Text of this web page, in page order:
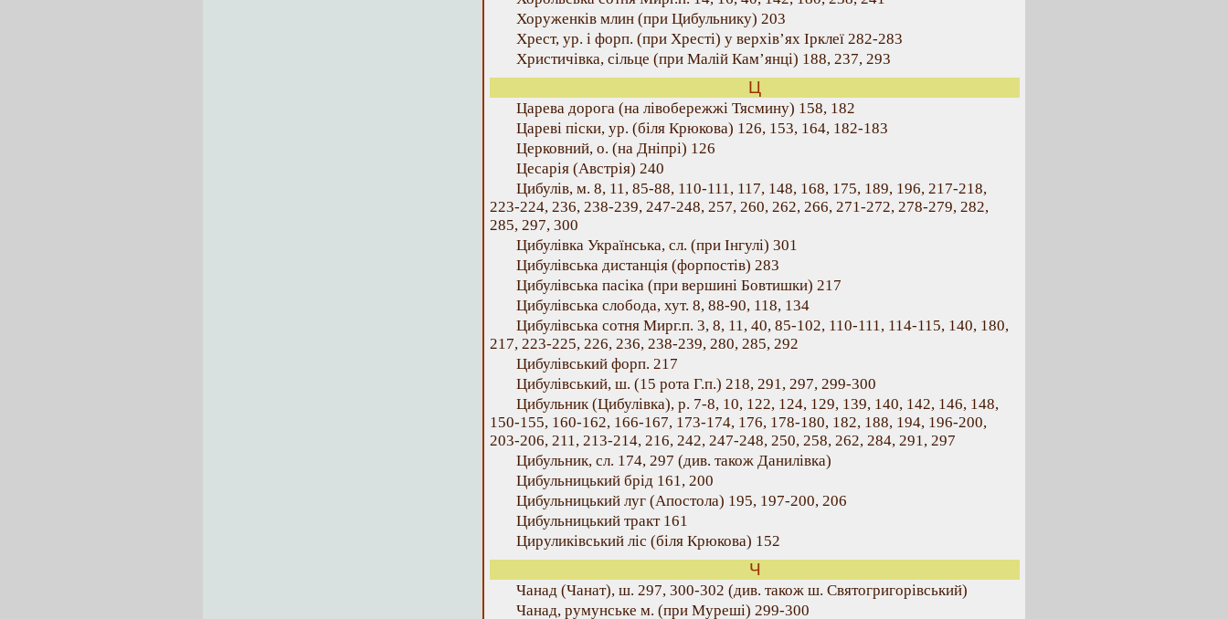
Хоруженків млин (при Цибульнику) 203
Хрест, ур. і форп. (при Хресті) у верхів’ях Ірклеї 282-283
Христичівка, сільце (при Малій Кам’янці) 188, 237, 293
Ц
Царева дорога (на лівобережжі Тясмину) 158, 182
Цареві піски, ур. (біля Крюкова) 126, 153, 164, 182-183
Церковний, о. (на Дніпрі) 126
Цесарія (Австрія) 240
Цибулів, м. 8, 11, 85-88, 110-111, 117, 148, 168, 175, 189, 196, 217-218,
223-224, 236, 238-239, 247-248, 257, 260, 262, 266, 271-272, 278-279, 282,
285, 297, 300
Цибулівка Українська, сл. (при Інгулі) 301
Цибулівська дистанція (форпостів) 283
Цибулівська пасіка (при вершині Бовтишки) 217
Цибулівська слобода, хут. 8, 88-90, 118, 134
Цибулівська сотня Мирг.п. 3, 8, 11, 40, 85-102, 110-111, 114-115, 140, 180,
217, 223-225, 226, 236, 238-239, 280, 285, 292
Цибулівський форп. 217
Цибулівський, ш. (15 рота Г.п.) 218, 291, 297, 299-300
Цибульник (Цибулівка), р. 7-8, 10, 122, 124, 129, 139, 140, 142, 146, 148,
150-155, 160-162, 166-167, 173-174, 176, 178-180, 182, 188, 194, 196-200,
203-206, 211, 213-214, 216, 242, 247-248, 250, 258, 262, 284, 291, 297
Цибульник, сл. 174, 297 (див. також Данилівка)
Цибульницький брід 161, 200
Цибульницький луг (Апостола) 195, 197-200, 206
Цибульницький тракт 161
Цируликівський ліс (біля Крюкова) 152
Ч
Чанад (Чанат), ш. 297, 300-302 (див. також ш. Святогригорівський)
Чанад, румунське м. (при Муреші) 299-300